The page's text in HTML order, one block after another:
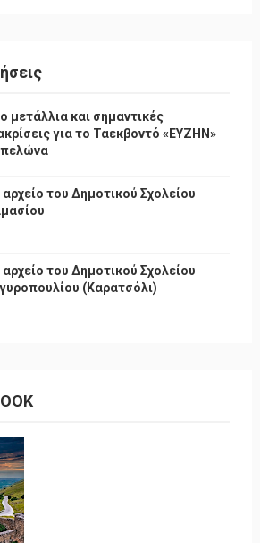
μετάλλια και σημαντικές
για το Ταεκβοντό «ΕΥΖΗΝ»
του Δημοτικού Σχολείου
του Δημοτικού Σχολείου
(Καρατσόλι)